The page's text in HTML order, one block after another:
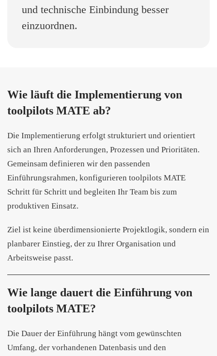
und technische Einbindung besser
einzuordnen.
Wie läuft die Implementierung von
toolpilots MATE ab?
Die Implementierung erfolgt strukturiert und orientiert
sich an Ihren Anforderungen, Prozessen und Prioritäten.
Gemeinsam definieren wir den passenden
Einführungsrahmen, konfigurieren toolpilots MATE
Schritt für Schritt und begleiten Ihr Team bis zum
produktiven Einsatz.
Ziel ist keine überdimensionierte Projektlogik, sondern ein
planbarer Einstieg, der zu Ihrer Organisation und
Arbeitsweise passt.
Wie lange dauert die Einführung von
toolpilots MATE?
Die Dauer der Einführung hängt vom gewünschten
Umfang, der vorhandenen Datenbasis und den